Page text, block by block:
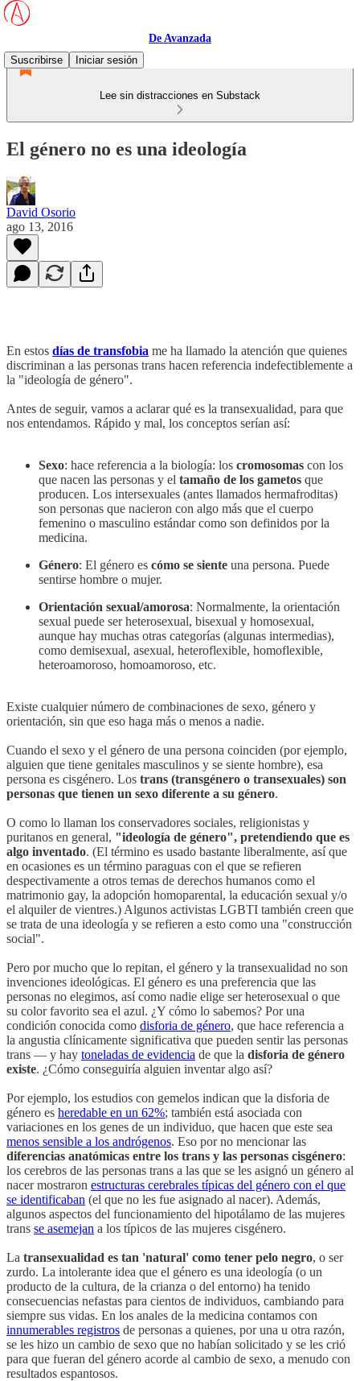
De Avanzada
Suscribirse
Iniciar sesión
Lee sin distracciones en Substack
El género no es una ideología
David Osorio
ago 13, 2016
En estos días de transfobia me ha llamado la atención que quienes
discriminan a las personas trans hacen referencia indefectiblemente a
la "ideología de género".
Antes de seguir, vamos a aclarar qué es la transexualidad, para que
nos entendamos. Rápido y mal, los conceptos serían así:
Sexo: hace referencia a la biología: los cromosomas con los
que nacen las personas y el tamaño de los gametos que
producen. Los intersexuales (antes llamados hermafroditas)
son personas que nacieron con algo más que el cuerpo
femenino o masculino estándar como son definidos por la
medicina.
Género: El género es cómo se siente una persona. Puede
sentirse hombre o mujer.
Orientación sexual/amorosa: Normalmente, la orientación
sexual puede ser heterosexual, bisexual y homosexual,
aunque hay muchas otras categorías (algunas intermedias),
como demisexual, asexual, heteroflexible, homoflexible,
heteroamoroso, homoamoroso, etc.
Existe cualquier número de combinaciones de sexo, género y
orientación, sin que eso haga más o menos a nadie.
Cuando el sexo y el género de una persona coinciden (por ejemplo,
alguien que tiene genitales masculinos y se siente hombre), esa
persona es cisgénero. Los trans (transgénero o transexuales) son
personas que tienen un sexo diferente a su género.
O como lo llaman los conservadores sociales, religionistas y
puritanos en general, "ideología de género", pretendiendo que es
algo inventado. (El término es usado bastante liberalmente, así que
en ocasiones es un término paraguas con el que se refieren
despectivamente a otros temas de derechos humanos como el
matrimonio gay, la adopción homoparental, la educación sexual y/o
el alquiler de vientres.) Algunos activistas LGBTI también creen que
se trata de una ideología y se refieren a esto como una "construcción
social".
Pero por mucho que lo repitan, el género y la transexualidad no son
invenciones ideológicas. El género es una preferencia que las
personas no elegimos, así como nadie elige ser heterosexual o que
su color favorito sea el azul. ¿Y cómo lo sabemos? Por una
condición conocida como disforia de género, que hace referencia a
la angustia clínicamente significativa que pueden sentir las personas
trans — y hay toneladas de evidencia de que la disforia de género
existe. ¿Cómo conseguiría alguien inventar algo así?
Por ejemplo, los estudios con gemelos indican que la disforia de
género es heredable en un 62%; también está asociada con
variaciones en los genes de un individuo, que hacen que este sea
menos sensible a los andrógenos. Eso por no mencionar las
diferencias anatómicas entre los trans y las personas cisgénero:
los cerebros de las personas trans a las que se les asignó un género al
nacer mostraron estructuras cerebrales típicas del género con el que
se identificaban (el que no les fue asignado al nacer). Además,
algunos aspectos del funcionamiento del hipotálamo de las mujeres
trans se asemejan a los típicos de las mujeres cisgénero.
La transexualidad es tan 'natural' como tener pelo negro, o ser
zurdo. La intolerante idea que el género es una ideología (o un
producto de la cultura, de la crianza o del entorno) ha tenido
consecuencias nefastas para cientos de individuos, cambiando para
siempre sus vidas. En los anales de la medicina contamos con
innumerables registros de personas a quienes, por una u otra razón,
se les hizo un cambio de sexo que no habían solicitado y se les crió
para que fueran del género acorde al cambio de sexo, a menudo con
resultados espantosos.